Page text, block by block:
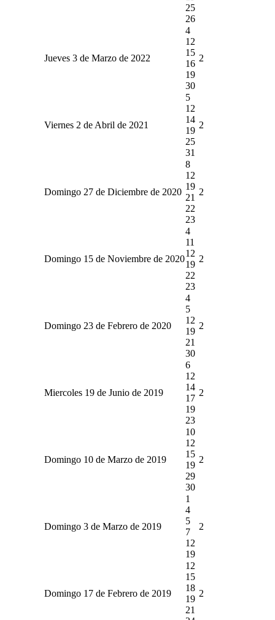
25
26
Jueves 3 de Marzo de 2022
4
12
15
16
19
30
2
Viernes 2 de Abril de 2021
5
12
14
19
25
31
2
Domingo 27 de Diciembre de 2020
8
12
19
21
22
23
2
Domingo 15 de Noviembre de 2020
4
11
12
19
22
23
2
Domingo 23 de Febrero de 2020
4
5
12
19
21
30
2
Miercoles 19 de Junio de 2019
6
12
14
17
19
23
2
Domingo 10 de Marzo de 2019
10
12
15
19
29
30
2
Domingo 3 de Marzo de 2019
1
4
5
7
12
19
2
Domingo 17 de Febrero de 2019
12
15
18
19
21
2